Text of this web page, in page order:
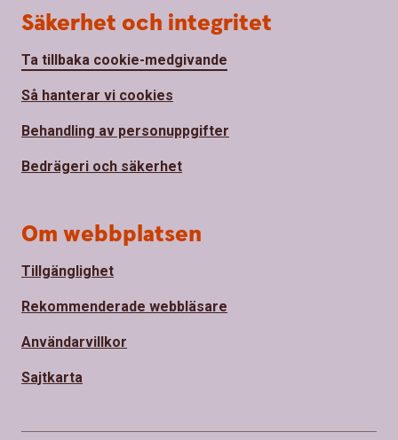
Säkerhet och integritet
Ta tillbaka cookie-medgivande
Så hanterar vi cookies
Behandling av personuppgifter
Bedrägeri och säkerhet
Om webbplatsen
Tillgänglighet
Rekommenderade webbläsare
Användarvillkor
Sajtkarta